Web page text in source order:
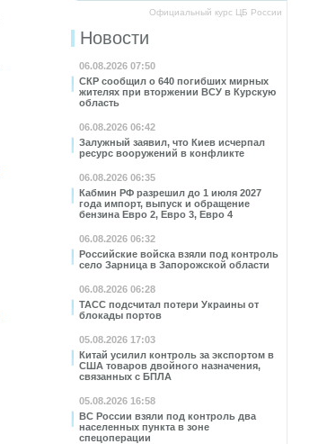
Официальный курс ЦБ России
Новости
06.08.2026 07:50
СКР сообщил о 640 погибших мирных
жителях при вторжении ВСУ в Курскую
область
06.08.2026 06:42
Залужный заявил, что Киев исчерпал
ресурс вооружений в конфликте
06.08.2026 06:35
Кабмин РФ разрешил до 1 июля 2027
года импорт, выпуск и обращение
бензина Евро 2, Евро 3, Евро 4
06.08.2026 06:32
Российские войска взяли под контроль
село Зарница в Запорожской области
06.08.2026 06:28
ТАСС подсчитал потери Украины от
блокады портов
05.08.2026 17:03
Китай усилил контроль за экспортом в
США товаров двойного назначения,
связанных с БПЛА
05.08.2026 16:58
ВС России взяли под контроль два
населенных пункта в зоне
спецоперации